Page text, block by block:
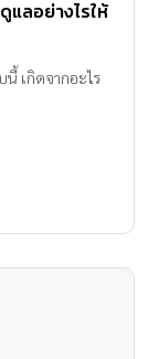
แลอย่างไรให้
เกิดจากอะไร